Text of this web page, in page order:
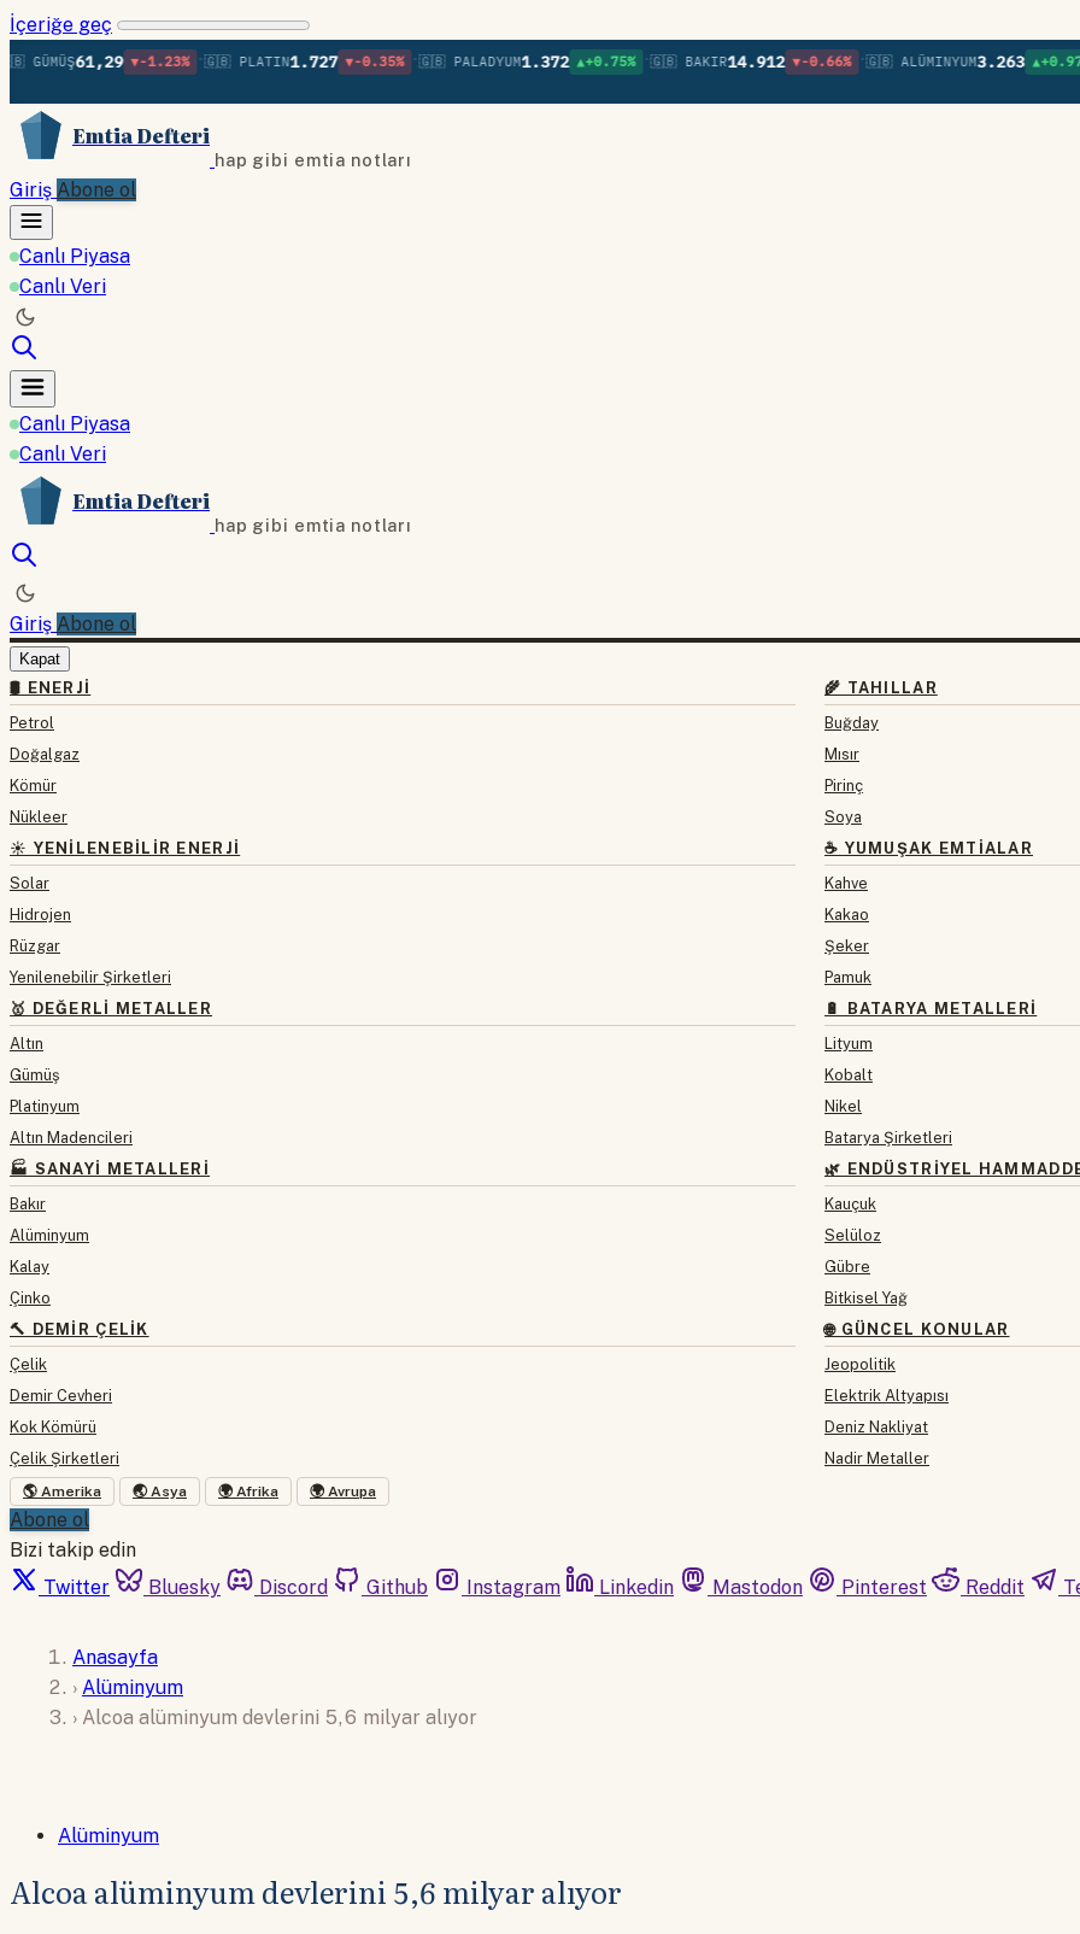
İçeriğe geç
61,29 ▼-1.23% •🇬🇧 PLATIN1.727 ▼-0.35% •🇬🇧 PALADYUM1.372 ▲+0.75% •🇬🇧 BAKIR14.912 ▼-0.66% •🇬🇧 ALÜMINYUM3.263 ▲+0.97% •
Emtia Defteri
hap gibi emtia notları
Giriş Abone ol
Canlı Piyasa
Canlı Veri
Canlı Piyasa
Canlı Veri
Emtia Defteri
hap gibi emtia notları
Giriş Abone ol
Kapat
🛢 ENERJI
Petrol
Doğalgaz
Kömür
Nükleer
☀️ YENILENEBILIR ENERJI
Solar
Hidrojen
Rüzgar
Yenilenebilir Şirketleri
🥇 DEĞERLI METALLER
Altın
Gümüş
Platinyum
Altın Madencileri
🏭 SANAYI METALLERI
Bakır
Alüminyum
Kalay
Çinko
🔨 DEMIR ÇELIK
Çelik
Demir Cevheri
Kok Kömürü
Çelik Şirketleri
🌾 TAHILLAR
Buğday
Mısır
Pirinç
Soya
☕ YUMUŞAK EMTIALAR
Kahve
Kakao
Şeker
Pamuk
🔋 BATARYA METALLERI
Lityum
Kobalt
Nikel
Batarya Şirketleri
🌿 ENDÜSTRIYEL
Kauçuk
Selüloz
Gübre
Bitkisel Yağ
🌐 GÜNCEL KONULAR
Jeopolitik
Elektrik Altyapısı
Deniz Nakliyat
Nadir Metaller
🌎 Amerika 🌏 Asya 🌍 Afrika 🌍 Avrupa
Abone ol
Bizi takip edin
Twitter
Bluesky Discord Github Instagram Linkedin Mastodon Pinterest Reddit
Anasayfa
› Alüminyum
› Alcoa alüminyum devlerini 5,6 milyar alıyor
Alüminyum
Alcoa alüminyum devlerini 5,6 milyar alıyor